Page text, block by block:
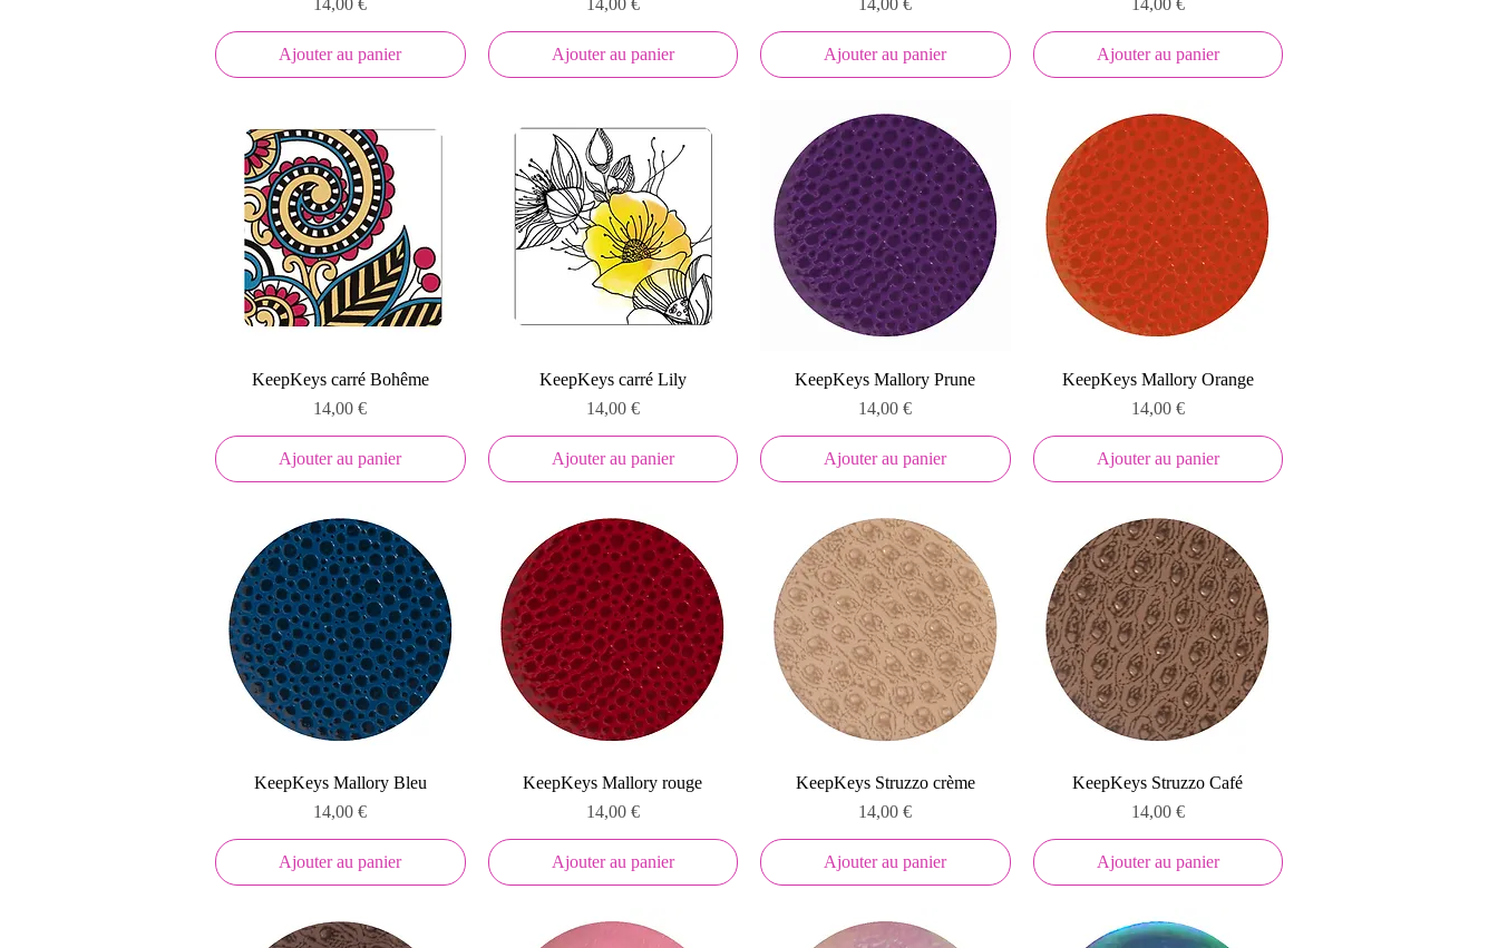
14,00 €
Ajouter au panier
14,00 €
Ajouter au panier
14,00 €
Ajouter au panier
14,00 €
Ajouter au panier
Aperçu rapide
KeepKeys carré Bohême
Prix
14,00 €
Ajouter au panier
Aperçu rapide
KeepKeys carré Lily
Prix
14,00 €
Ajouter au panier
Aperçu rapide
KeepKeys Mallory Prune
Prix
14,00 €
Ajouter au panier
Aperçu rapide
KeepKeys Mallory Orange
Prix
14,00 €
Ajouter au panier
Aperçu rapide
KeepKeys Mallory Bleu
Prix
14,00 €
Ajouter au panier
Aperçu rapide
KeepKeys Mallory rouge
Prix
14,00 €
Ajouter au panier
Aperçu rapide
KeepKeys Struzzo crème
Prix
14,00 €
Ajouter au panier
Aperçu rapide
KeepKeys Struzzo Café
Prix
14,00 €
Ajouter au panier